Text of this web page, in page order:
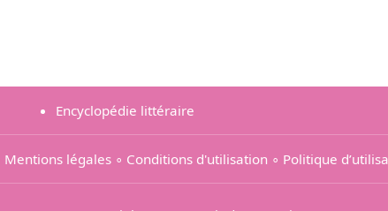
Encyclopédie littéraire
Mentions légales∘ Conditions d'utilisation ∘ Politique